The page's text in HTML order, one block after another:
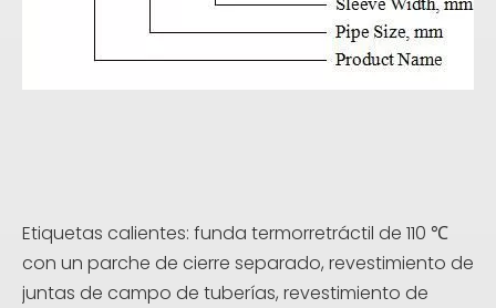
Etiquetas calientes: funda termorretráctil de 110 ℃
con un parche de cierre separado, revestimiento de
juntas de campo de tuberías, revestimiento de